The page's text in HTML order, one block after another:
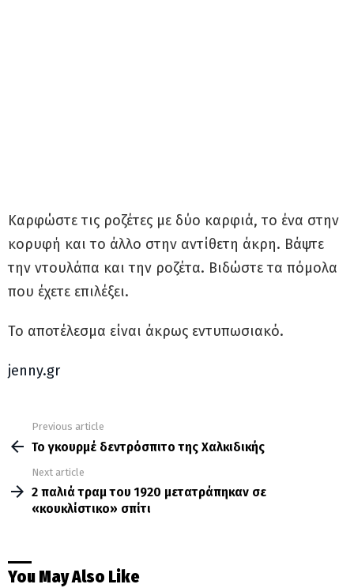
Καρφώστε τις ροζέτες με δύο καρφιά, το ένα στην
κορυφή και το άλλο στην αντίθετη άκρη. Βάψτε
την ντουλάπα και την ροζέτα. Βιδώστε τα πόμολα
που έχετε επιλέξει.
Το αποτέλεσμα είναι άκρως εντυπωσιακό.
jenny.gr
more
Previous article
Το γκουρμέ δεντρόσπιτο της Χαλκιδικής
Next article
2 παλιά τραμ του 1920 μετατράπηκαν σε
«κουκλίστικο» σπίτι
You May Also Like